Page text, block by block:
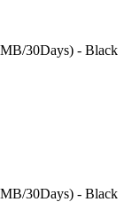
30Days) - Black
30Days) - Black